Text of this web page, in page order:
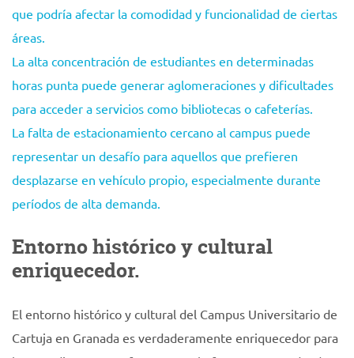
que podría afectar la comodidad y funcionalidad de ciertas
áreas.
La alta concentración de estudiantes en determinadas
horas punta puede generar aglomeraciones y dificultades
para acceder a servicios como bibliotecas o cafeterías.
La falta de estacionamiento cercano al campus puede
representar un desafío para aquellos que prefieren
desplazarse en vehículo propio, especialmente durante
períodos de alta demanda.
Entorno histórico y cultural
enriquecedor.
El entorno histórico y cultural del Campus Universitario de
Cartuja en Granada es verdaderamente enriquecedor para